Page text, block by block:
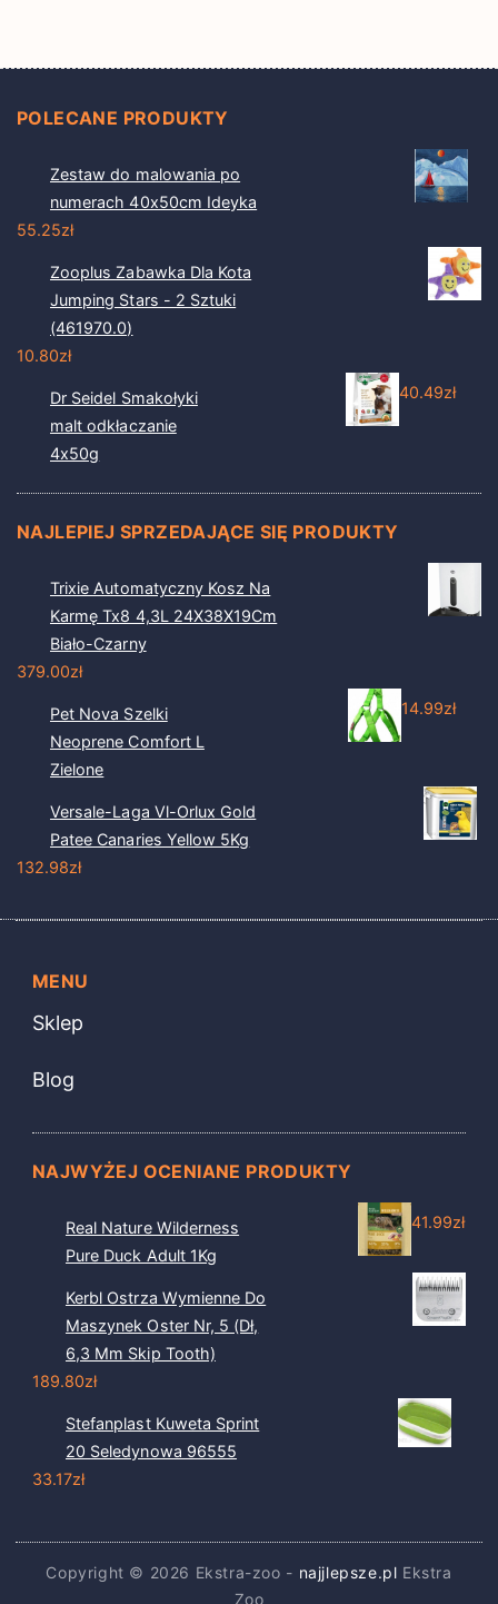
POLECANE PRODUKTY
Zestaw do malowania po
numerach 40x50cm Ideyka
55.25zł
Zooplus Zabawka Dla Kota
Jumping Stars - 2 Sztuki
(461970.0)
10.80zł
Dr Seidel Smakołyki
malt odkłaczanie
4x50g
40.49zł
NAJLEPIEJ SPRZEDAJĄCE SIĘ PRODUKTY
Trixie Automatyczny Kosz Na
Karmę Tx8 4,3L 24X38X19Cm
Biało-Czarny
379.00zł
Pet Nova Szelki
Neoprene Comfort L
Zielone
14.99zł
Versale-Laga Vl-Orlux Gold
Patee Canaries Yellow 5Kg
132.98zł
MENU
Sklep
Blog
NAJWYŻEJ OCENIANE PRODUKTY
Real Nature Wilderness
Pure Duck Adult 1Kg
41.99zł
Kerbl Ostrza Wymienne Do
Maszynek Oster Nr, 5 (Dł,
6,3 Mm Skip Tooth)
189.80zł
Stefanplast Kuweta Sprint
20 Seledynowa 96555
33.17zł
Copyright © 2026 Ekstra-zoo - najjlepsze.pl Ekstra
Zoo